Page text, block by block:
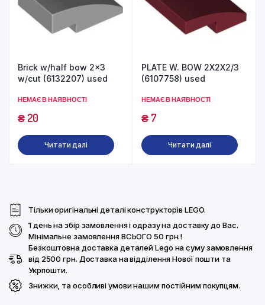
Brick w/half bow 2×3
w/cut (6132207) used
НЕМАЄ В НАЯВНОСТІ
₴20
Читати далі
PLATE W. BOW 2X2X2/3
(6107758) used
НЕМАЄ В НАЯВНОСТІ
₴7
Читати далі
Тільки оригінальні деталі конструкторів LEGO.
1 день на збір замовлення і одразу на доставку до Вас.
Мінімальне замовлення ВСЬОГО 50 грн.!
Безкоштовна доставка деталей Lego на суму замовлення
від 2500 грн. Доставка на відділення Нової пошти та
Укрпошти.
Знижки, та особливі умови нашим постійним покупцям.